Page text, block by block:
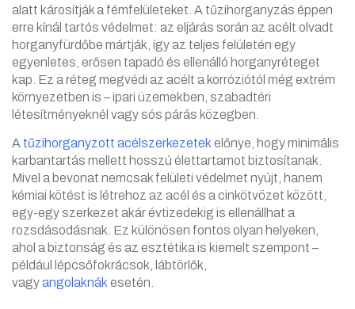
alatt károsítják a fémfelületeket. A tűzihorganyzás éppen
erre kínál tartós védelmet: az eljárás során az acélt olvadt
horganyfürdőbe mártják, így az teljes felületén egy
egyenletes, erősen tapadó és ellenálló horganyréteget
kap. Ez a réteg megvédi az acélt a korróziótól még extrém
környezetben is – ipari üzemekben, szabadtéri
létesítményeknél vagy sós párás közegben.
A tűzihorganyzott acélszerkezetek előnye, hogy minimális
karbantartás mellett hosszú élettartamot biztosítanak.
Mivel a bevonat nemcsak felületi védelmet nyújt, hanem
kémiai kötést is létrehoz az acél és a cinkötvözet között,
egy-egy szerkezet akár évtizedekig is ellenállhat a
rozsdásodásnak. Ez különösen fontos olyan helyeken,
ahol a biztonság és az esztétika is kiemelt szempont –
például lépcsőfokrácsok, lábtörlők,
vagyangolaknák esetén.